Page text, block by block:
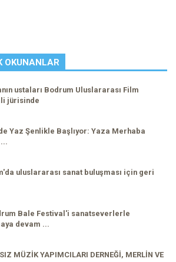
OKUNANLAR
ustaları Bodrum Uluslararası Film
jürisinde
Yaz Şenlikle Başlıyor: Yaza Merhaba
uluslararası sanat buluşması için geri
Bale Festival'i sanatseverlerle
devam ...
MÜZİK YAPIMCILARI DERNEĞİ, MERLİN VE